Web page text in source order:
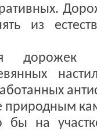
из
дорожек
на